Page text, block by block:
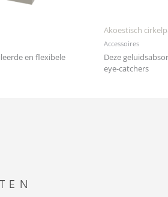
en flexibele
Akoestisch
Accessoires
Deze
eye-catchers